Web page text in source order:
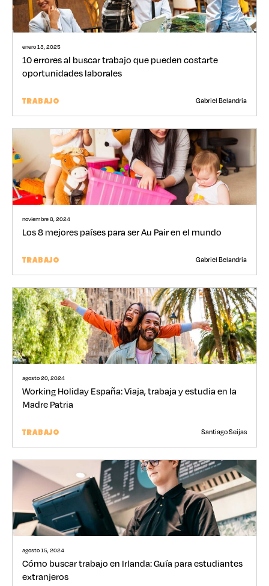
enero 13, 2025
10 errores al buscar trabajo que pueden costarte
oportunidades laborales
TRABAJO Gabriel Belandria
noviembre 8, 2024
Los 8 mejores países para ser Au Pair en el mundo
TRABAJO Gabriel Belandria
agosto 20, 2024
Working Holiday España: Viaja, trabaja y estudia en la
Madre Patria
TRABAJO Santiago Seijas
agosto 15, 2024
Cómo buscar trabajo en Irlanda: Guía para estudiantes
extranjeros